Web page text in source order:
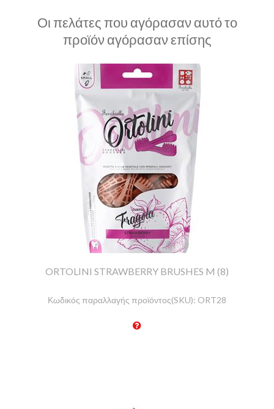
Οι πελάτες που αγόρασαν αυτό το
προϊόν αγόρασαν επίσης
ORTOLINI STRAWBERRY BRUSHES M (8)
Κωδικός παραλλαγής προϊόντος(SKU): ORT28